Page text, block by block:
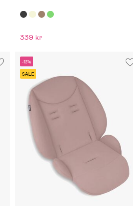
339 kr
-13%
SALE